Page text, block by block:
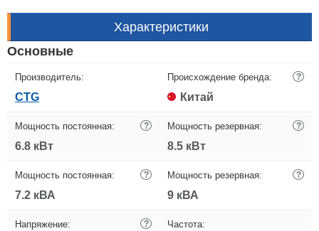
Характеристики
Основные
Производитель:
CTG
Происхождение бренда: ?
Китай
Мощность постоянная: ?
6.8 кВт
Мощность резервная: ?
8.5 кВт
Мощность постоянная: ?
7.2 кВА
Мощность резервная: ?
9 кВА
Напряжение: ? Частота: